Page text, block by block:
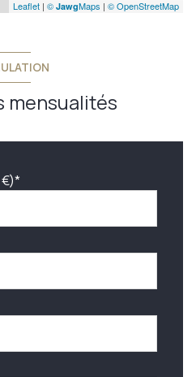
Leaflet | © JawgMaps | © OpenStreetMap
mensualités